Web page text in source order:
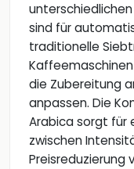
sind für
traditionelle
die Zubereitung
anpassen. Die
Arabica sorgt für
zwischen
Preisreduzierung